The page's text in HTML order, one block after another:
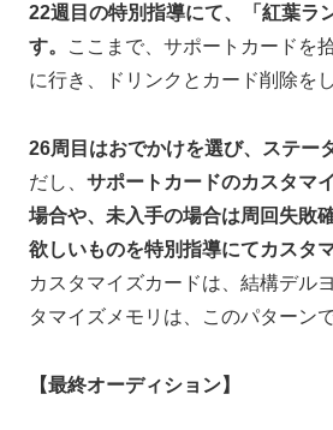
22週目の特別指導にて、「紅葉ラ
す。
ここまで、サポートカードを
に行き、ドリンクとカード削除をし
26周目はおでかけを選び、ステー
だし、 サポートカードのカスタマ
場合や、未入手の場合は周回失敗
欲しいものを特別指導にてカスタ
カスタマイズカードは、結構デル
タマイズメモリは、このパターン
【最終オーディション】